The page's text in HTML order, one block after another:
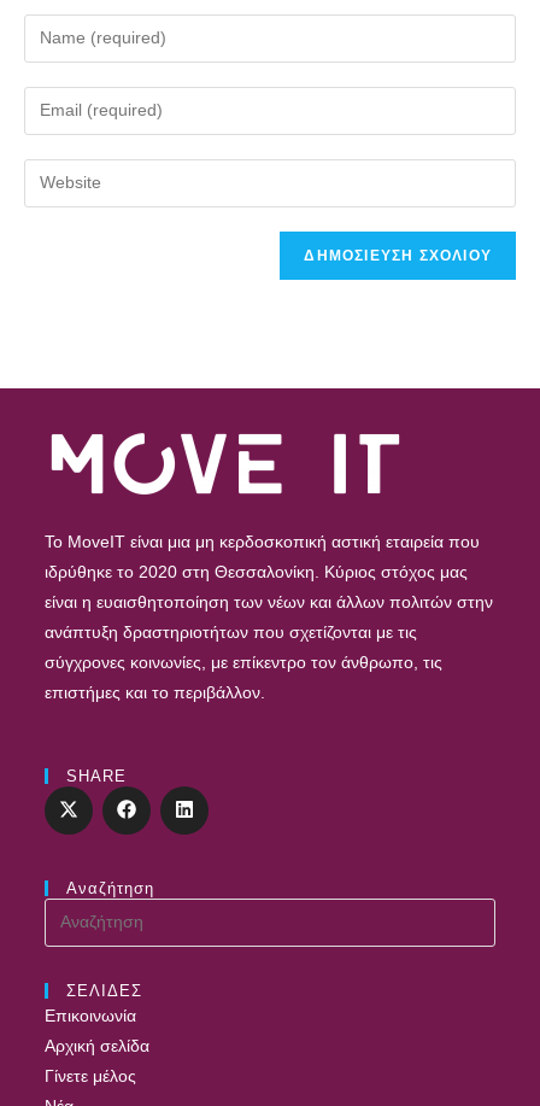
To MoveIT είναι μια μη κερδοσκοπική αστική εταιρεία που
ιδρύθηκε το 2020 στη Θεσσαλονίκη. Κύριος στόχος μας
είναι η ευαισθητοποίηση των νέων και άλλων πολιτών στην
ανάπτυξη δραστηριοτήτων που σχετίζονται με τις
σύγχρονες κοινωνίες, με επίκεντρο τον άνθρωπο, τις
επιστήμες και το περιβάλλον.
SHARE
Αναζήτηση
ΣΕΛΙΔΕΣ
Επικοινωνία
Αρχική σελίδα
Γίνετε μέλος